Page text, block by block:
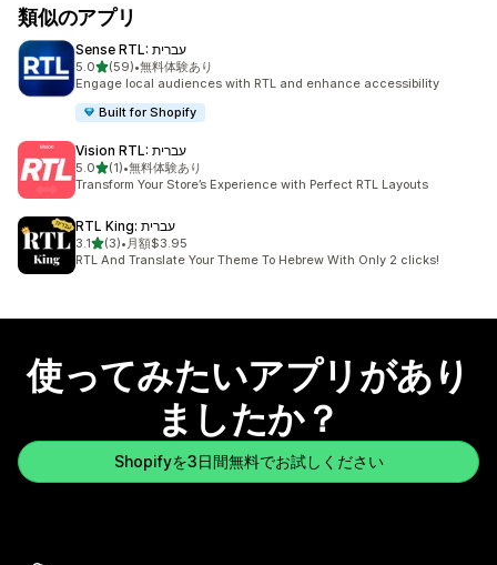
類似のアプリ
Sense RTL: עברית
5.05つ星中
(59)
合計レビュー数：59件
•無料体験あり
Engage local audiences with RTL and enhance accessibility
Built for Shopify
Vision RTL: עברית
5.05つ星中
(1)
合計レビュー数：1件
•無料体験あり
Transform Your Store’s Experience with Perfect RTL Layouts
RTL King: עברית
3.15つ星中
(3)
合計レビュー数：3件
• 月額$3.95
RTL And Translate Your Theme To Hebrew With Only 2 clicks!
使ってみたいアプリがあり
ましたか？
Shopifyを3日間無料でお試しください